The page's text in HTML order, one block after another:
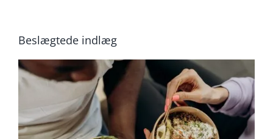
Beslægtede indlæg